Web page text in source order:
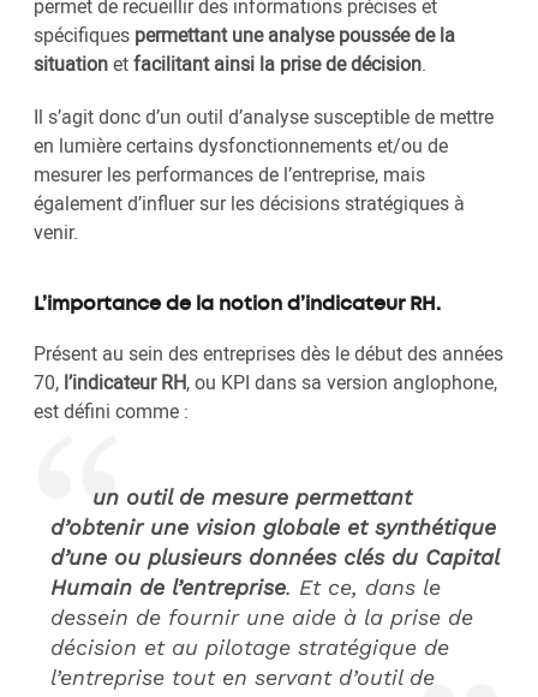
permet de recueillir des informations précises et
spécifiques permettant une analyse poussée de la
situationetfacilitant ainsi la prise de décision.
Il s’agit donc d’un outil d’analyse susceptible de mettre
en lumière certains dysfonctionnements et/ou de
mesurer les performances de l’entreprise, mais
également d’influer sur les décisions stratégiques à
venir.
L’importance de la notion d’indicateur RH.
Présent au sein des entreprises dès le début des années
70, l’indicateur RH, ou KPI dans sa version anglophone,
est défini comme :
un outil de mesure permettant
d’obtenir une vision globale et synthétique
d’une ou plusieurs données clés du Capital
Humain de l’entreprise. Et ce, dans le
dessein de fournir une aide à la prise de
décision et au pilotage stratégique de
l’entreprise tout en servant d’outil de